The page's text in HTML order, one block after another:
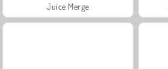
Juice Merge